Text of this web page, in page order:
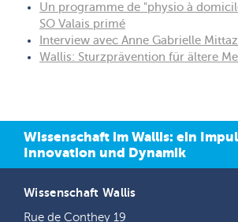
Un programme de "physio à
SO Valais primé
Interview avec Anne Gabrielle
Wallis: Sturzprävention für ältere
Wissenschaft im Wallis: ein
Innovation und Dynamik
Wissenschaft Wallis
Rue de Conthey 19